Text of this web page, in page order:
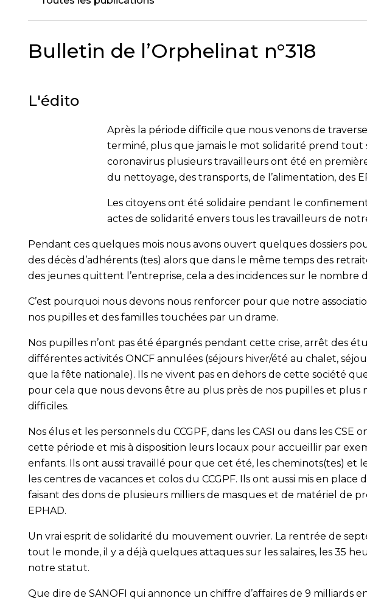
Bulletin de l’Orphelinat n°318
L'édito
Après la période difficile que nous venons de
terminé, plus que jamais le mot solidarité prend tout
coronavirus plusieurs travailleurs ont été en
du nettoyage, des transports, de l’alimentation, des
Les citoyens ont été solidaire pendant le
actes de solidarité envers tous les travailleurs de
Pendant ces quelques mois nous avons ouvert quelques dossiers
des décès d’adhérents (tes) alors que dans le même temps des
des jeunes quittent l’entreprise, cela a des incidences sur le nombre
C’est pourquoi nous devons nous renforcer pour que notre
nos pupilles et des familles touchées par un drame.
Nos pupilles n’ont pas été épargnés pendant cette crise, arrêt des
différentes activités ONCF annulées (séjours hiver/été au chalet,
que la fête nationale). Ils ne vivent pas en dehors de cette société
pour cela que nous devons être au plus près de nos pupilles et plus
difficiles.
Nos élus et les personnels du CCGPF, dans les CASI ou dans les CSE
cette période et mis à disposition leurs locaux pour accueillir par
enfants. Ils ont aussi travaillé pour que cet été, les cheminots(tes) et
les centres de vacances et colos du CCGPF. Ils ont aussi mis en place
faisant des dons de plusieurs milliers de masques et de matériel de
EPHAD.
Un vrai esprit de solidarité du mouvement ouvrier. La rentrée de
tout le monde, il y a déjà quelques attaques sur les salaires, les 35
notre statut.
Que dire de SANOFI qui annonce un chiffre d’affaires de 9 milliards